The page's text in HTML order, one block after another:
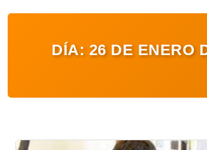
ENTRETENIMIENTO Y CULTURA
DÍA: 26 DE ENERO